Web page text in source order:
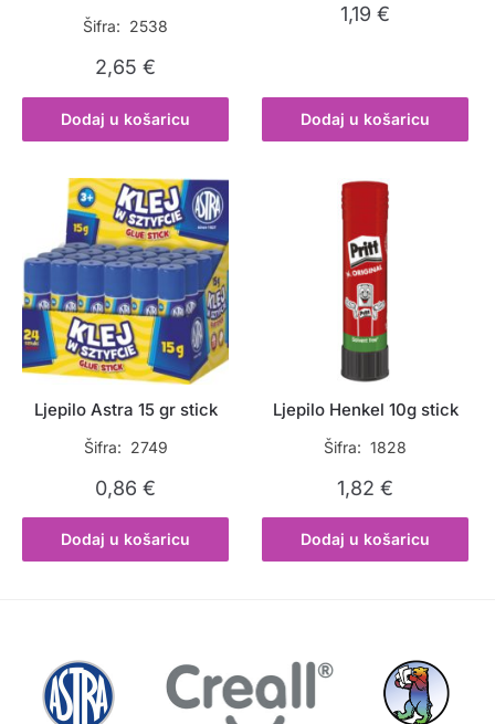
Šifra: 2538
2,65€
Dodaj u košaricu
1,19€
Dodaj u košaricu
Ljepilo Astra 15 gr stick
Šifra: 2749
0,86€
Dodaj u košaricu
Ljepilo Henkel 10g stick
Šifra: 1828
1,82€
Dodaj u košaricu